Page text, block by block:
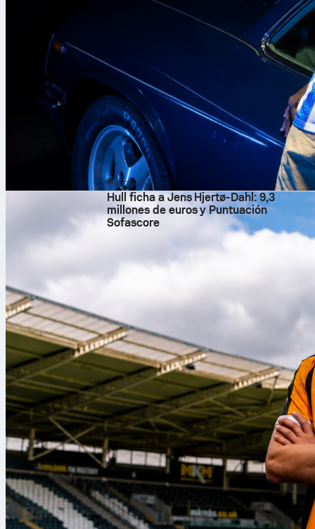
9 ago 2026
Hull ficha a Jens Hjertø-Dahl: 9,3
millones de euros y Puntuación
Sofascore